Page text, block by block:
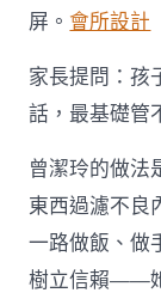
屏。會所設計
家長提問：孩
話，最基礎管
曾潔玲的做法
東西過濾不良
一路做飯、做
樹立信賴——